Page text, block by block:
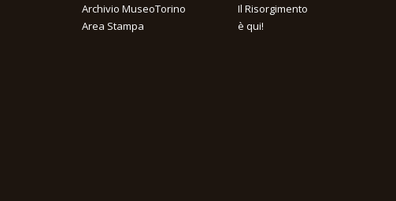
Archivio MuseoTorino
Area Stampa
Il Risorgimento
è qui!